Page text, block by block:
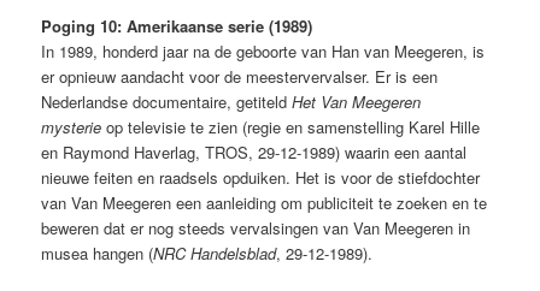
Poging 10: Amerikaanse serie (1989)
In 1989, honderd jaar na de geboorte van Han van Meegeren, is
er opnieuw aandacht voor de meestervervalser. Er is een
Nederlandse documentaire, getiteldHet Van Meegeren
mysterie op televisie te zien (regie en samenstelling Karel Hille
en Raymond Haverlag, TROS, 29-12-1989) waarin een aantal
nieuwe feiten en raadsels opduiken. Het is voor de stiefdochter
van Van Meegeren een aanleiding om publiciteit te zoeken en te
beweren dat er nog steeds vervalsingen van Van Meegeren in
musea hangen (NRC Handelsblad, 29-12-1989).